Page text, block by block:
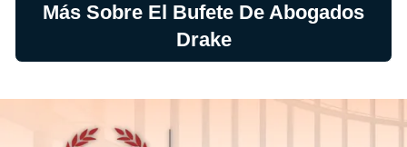
Más Sobre El Bufete De Abogados
Drake